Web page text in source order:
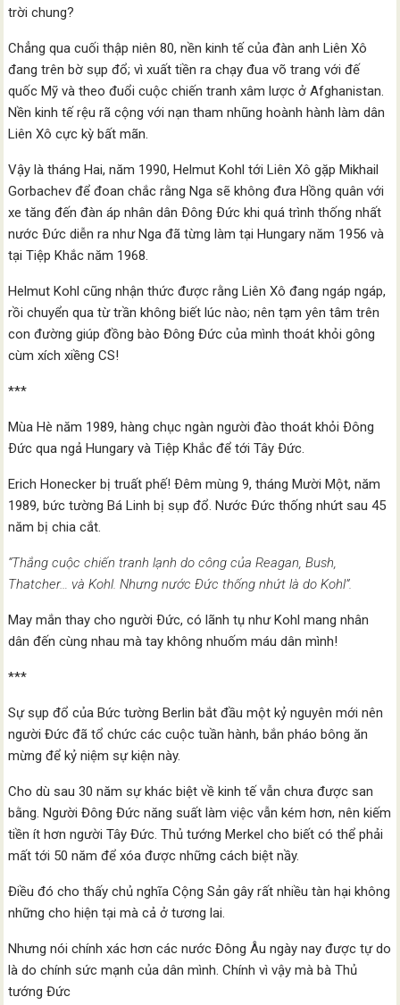
trời chung?
Chẳng qua cuối thập niên 80, nền kinh tế của đàn anh Liên Xô
đang trên bờ sụp đổ; vì xuất tiền ra chạy đua võ trang với đế
quốc Mỹ và theo đuổi cuộc chiến tranh xâm lược ở Afghanistan.
Nền kinh tế rệu rã cộng với nạn tham nhũng hoành hành làm dân
Liên Xô cực kỳ bất mãn.
Vậy là tháng Hai, năm 1990, Helmut Kohl tới Liên Xô gặp Mikhail
Gorbachev để đoan chắc rằng Nga sẽ không đưa Hồng quân với
xe tăng đến đàn áp nhân dân Ðông Ðức khi quá trình thống nhất
nước Ðức diễn ra như Nga đã từng làm tại Hungary năm 1956 và
tại Tiệp Khắc năm 1968.
Helmut Kohl cũng nhận thức được rằng Liên Xô đang ngáp ngáp,
rồi chuyển qua từ trần không biết lúc nào; nên tạm yên tâm trên
con đường giúp đồng bào Đông Đức của mình thoát khỏi gông
cùm xích xiềng CS!
***
Mùa Hè năm 1989, hàng chục ngàn người đào thoát khỏi Ðông
Ðức qua ngả Hungary và Tiệp Khắc để tới Tây Ðức.
Erich Honecker bị truất phế! Ðêm mùng 9, tháng Mười Một, năm
1989, bức tường Bá Linh bị sụp đổ. Nước Ðức thống nhứt sau 45
năm bị chia cắt.
“Thắng cuộc chiến tranh lạnh do công của Reagan, Bush,
Thatcher… và Kohl. Nhưng nước Ðức thống nhứt là do Kohl”.
May mắn thay cho người Ðức, có lãnh tụ như Kohl mang nhân
dân đến cùng nhau mà tay không nhuốm máu dân mình!
***
Sự sụp đổ của Bức tường Berlin bắt đầu một kỷ nguyên mới nên
người Đức đã tổ chức các cuộc tuần hành, bắn pháo bông ăn
mừng để kỷ niệm sự kiện này.
Cho dù sau 30 năm sự khác biệt về kinh tế vẫn chưa được san
bằng. Người Đông Đức năng suất làm việc vẫn kém hơn, nên kiếm
tiền ít hơn người Tây Đức. Thủ tướng Merkel cho biết có thể phải
mất tới 50 năm để xóa được những cách biệt nầy.
Điều đó cho thấy chủ nghĩa Cộng Sản gây rất nhiều tàn hại không
những cho hiện tại mà cả ở tương lai.
Nhưng nói chính xác hơn các nước Đông Âu ngày nay được tự do
là do chính sức mạnh của dân mình. Chính vì vậy mà bà Thủ
tướng Đức